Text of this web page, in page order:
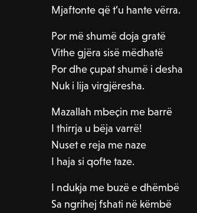
Mjaftonte që t’u hante vërra.
Por më shumë doja gratë
Vithe gjëra sisë mëdhatë
Por dhe çupat shumë i desha
Nuk i lija virgjëresha.
Mazallah mbeçin me barrë
I thirrja u bëja varrë!
Nuset e reja me naze
I haja si qofte taze.
I ndukja me buzë e dhëmbë
Sa ngrihej fshati në këmbë